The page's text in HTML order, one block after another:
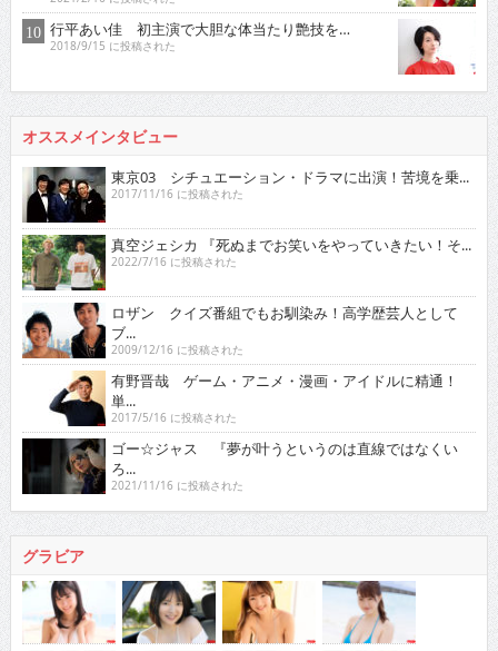
行平あい佳 初主演で大胆な体当たり艶技を…
2018/9/15 に投稿された
オススメインタビュー
東京03 シチュエーション・ドラマに出演！苦境を乗...
2017/11/16 に投稿された
真空ジェシカ 『死ぬまでお笑いをやっていきたい！そ...
2022/7/16 に投稿された
ロザン クイズ番組でもお馴染み！高学歴芸人として
ブ...
2009/12/16 に投稿された
有野晋哉 ゲーム・アニメ・漫画・アイドルに精通！
単...
2017/5/16 に投稿された
ゴー☆ジャス 『夢が叶うというのは直線ではなくい
ろ...
2021/11/16 に投稿された
グラビア